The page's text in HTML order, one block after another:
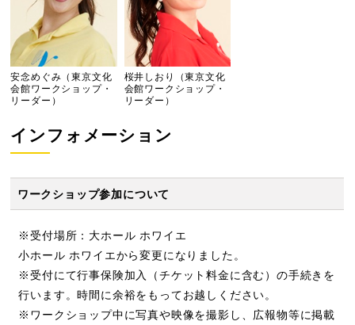
安念めぐみ（東京文化
会館ワークショップ・
リーダー）
桜井しおり（東京文化
会館ワークショップ・
リーダー）
インフォメーション
ワークショップ参加について
※受付場所：大ホール ホワイエ
小ホール ホワイエから変更になりました。
※受付にて行事保険加入（チケット料金に含む）の手続きを
行います。時間に余裕をもってお越しください。
※ワークショップ中に写真や映像を撮影し、広報物等に掲載